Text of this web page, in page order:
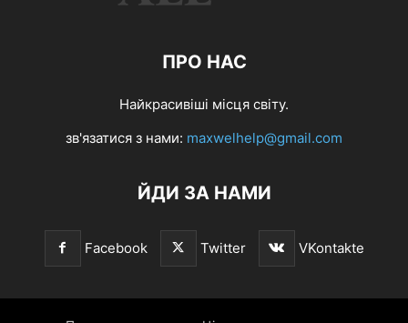
ПРО НАС
Найкрасивіші місця світу.
зв'язатися з нами: maxwelhelp@gmail.com
ЙДИ ЗА НАМИ
Facebook Twitter VKontakte